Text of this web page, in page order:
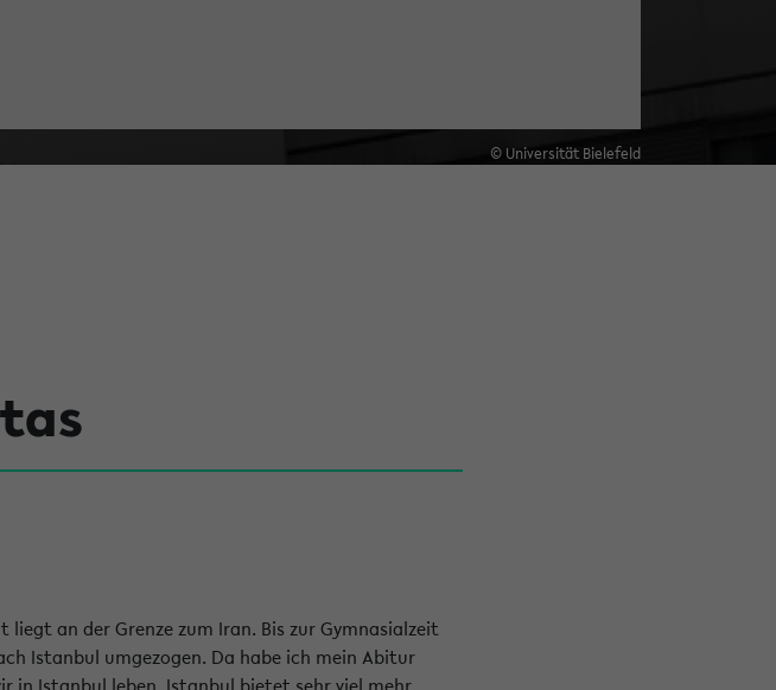
© Universität Bielefeld
an der Grenze zum Iran. Bis zur Gymnasialzeit
Istanbul umgezogen. Da habe ich mein Abitur
in Istanbul leben. Istanbul bietet sehr viel mehr